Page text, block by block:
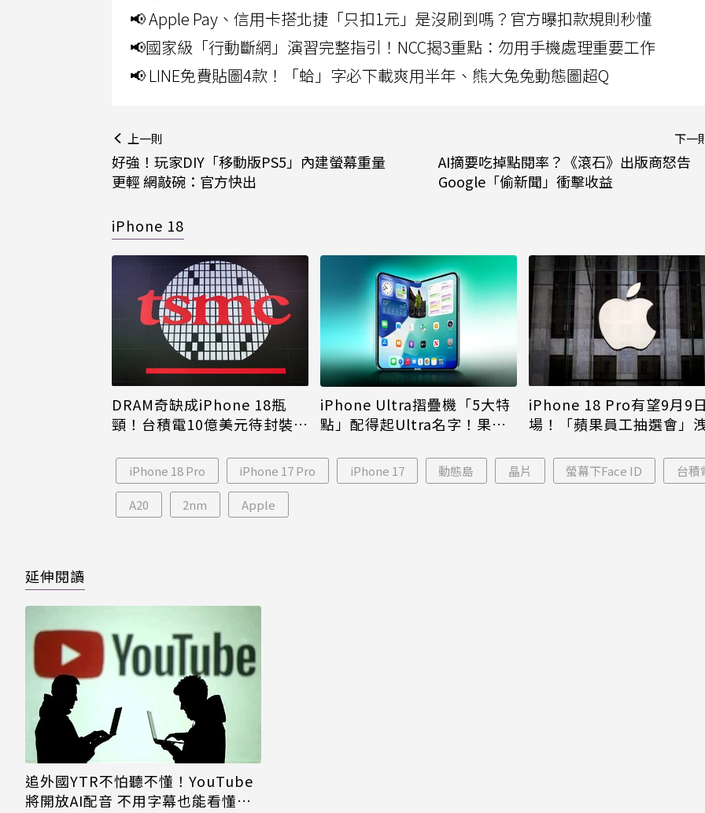
📢 Apple Pay、信用卡搭北捷「只扣1元」是沒刷到嗎？官方曝扣款規則秒懂
📢國家級「行動斷網」演習完整指引！NCC揭3重點：勿用手機處理重要工作
📢 LINE免費貼圖4款！「蛤」字必下載爽用半年、熊大兔兔動態圖超Q
上一則
好強！玩家DIY「移動版PS5」內建螢幕重量
更輕 網敲碗：官方快出
下一
AI摘要吃掉點閱率？《滾石》出版商怒告
Google「偷新聞」衝擊收益
iPhone 18
DRAM奇缺成iPhone 18瓶
頸！台積電10億美元待封裝晶
iPhone Ultra摺疊機「5大特
點」配得起Ultra名字！果粉
iPhone 18 Pro有望9月9
場！「蘋果員工抽選會」
iPhone 18 Pro iPhone 17 Pro iPhone 17 動態島 晶片 螢幕下Face ID 台積
A20 2nm Apple
延伸閱讀
追外國YTR不怕聽不懂！YouTube
將開放AI配音 不用字幕也能看懂影